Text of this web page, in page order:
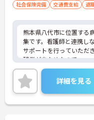
社会保険完備
交通費支給 退
熊本県八代市に位置する
集です。看護師と連携し
サポートを行っていただき
残業が少なめなので、ワ
ながらご勤務いただけま
があり、頑張りが目に見
モチベーションアップに
ご興味のある方には、面
に詳細をお話しいたしま
詳細を見る